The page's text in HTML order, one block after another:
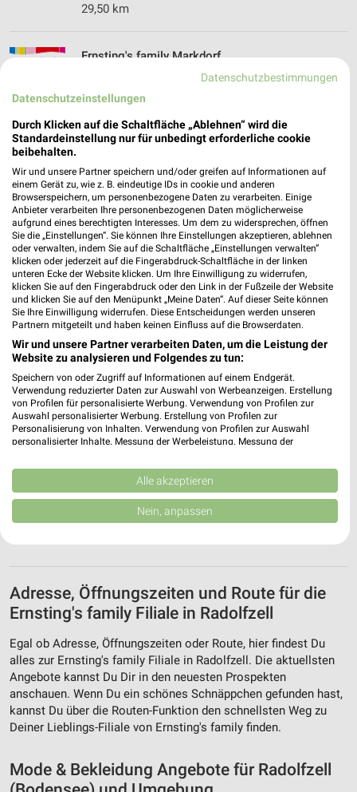
29,50 km
Ernsting's family Markdorf
88677 Markdorf
Heute 09:00 - 18:00 Uhr |
31,31 km
Ernsting's family Friedrichshafen
Romanshorner Platz 2
88045 Friedrichshafen
Heute 09:00 - 20:00 Uhr | Geschlossen
39,59 km
Adresse, Öffnungszeiten und Route für die
Ernsting's family Filiale in Radolfzell
Egal ob Adresse, Öffnungszeiten oder Route, hier findest Du
alles zur Ernsting's family Filiale in Radolfzell. Die aktuellsten
Angebote kannst Du Dir in den neuesten Prospekten
anschauen. Wenn Du ein schönes Schnäppchen gefunden hast,
kannst Du über die Routen-Funktion den schnellsten Weg zu
Deiner Lieblings-Filiale von Ernsting's family finden.
Mode & Bekleidung Angebote für Radolfzell
Datenschutzbestimmungen
Datenschutzeinstellungen
Durch Klicken auf die Schaltfläche „Ablehnen“ wird die
Standardeinstellung nur für unbedingt erforderliche cookie
beibehalten.
Wir und unsere Partner speichern und/oder greifen auf Informationen auf
einem Gerät zu, wie z. B. eindeutige IDs in cookie und anderen
Browserspeichern, um personenbezogene Daten zu verarbeiten. Einige
Anbieter verarbeiten Ihre personenbezogenen Daten möglicherweise
aufgrund eines berechtigten Interesses. Um dem zu widersprechen, öffnen
Sie die „Einstellungen“. Sie können Ihre Einstellungen akzeptieren, ablehnen
oder verwalten, indem Sie auf die Schaltfläche „Einstellungen verwalten“
klicken oder jederzeit auf die Fingerabdruck-Schaltfläche in der linken
unteren Ecke der Website klicken. Um Ihre Einwilligung zu widerrufen,
klicken Sie auf den Fingerabdruck oder den Link in der Fußzeile der Website
und klicken Sie auf den Menüpunkt „Meine Daten“. Auf dieser Seite können
Sie Ihre Einwilligung widerrufen. Diese Entscheidungen werden unseren
Partnern mitgeteilt und haben keinen Einfluss auf die Browserdaten.
Wir und unsere Partner verarbeiten Daten, um die Leistung der
Website zu analysieren und Folgendes zu tun:
Speichern von oder Zugriff auf Informationen auf einem Endgerät.
Verwendung reduzierter Daten zur Auswahl von Werbeanzeigen. Erstellung
von Profilen für personalisierte Werbung. Verwendung von Profilen zur
Auswahl personalisierter Werbung. Erstellung von Profilen zur
Personalisierung von Inhalten. Verwendung von Profilen zur Auswahl
personalisierter Inhalte. Messung der Werbeleistung. Messung der
Kombinationen von Daten aus verschiedenen Quellen. Entwicklung und
Verbesserung der Angebote. Verwendung reduzierter Daten zur Auswahl
von Inhalten.
Daten können außerhalb der Europäischen Union weitergegeben und in die
USA gesendet werden.
Website/App.
Wir nutzen Ihre Daten für folgende Zwecke:
IAB-Verarbeitungszwecke:
auf einem Endgerät
Verwendung reduzierter Daten zur Auswahl von
Werbeanzeigen
Erstellung von Profilen für personalisierte
Verwendung von Profilen zur Auswahl
personalisierter Werbung
Alle akzeptieren
Nein, anpassen